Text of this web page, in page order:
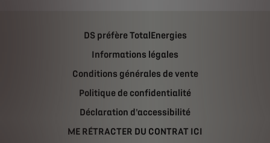
DS préfère TotalEnergies
Informations légales
Conditions générales de vente
Politique de confidentialité
Déclaration d'accessibilité
ME RÉTRACTER DU CONTRAT ICI